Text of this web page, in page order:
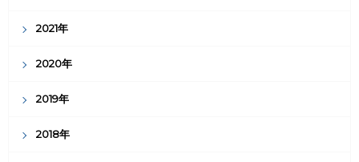
2021年
2020年
2019年
2018年